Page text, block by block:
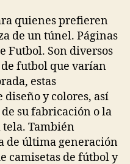
quienes prefieren
de un túnel. Páginas
Futbol. Son diversos
de futbol que varían
estas
y colores, así
su fabricación o la
También
de última generación
camisetas de fútbol y